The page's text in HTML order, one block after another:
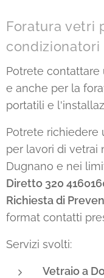
Foratura vetri
condizionatori
Potrete contattare
e anche per la
portatili e
Potrete
per lavori di vetrai
Dugnano e nei
Diretto 320
Richiesta di
format contatti
Servizi svolti:
Vetraio a